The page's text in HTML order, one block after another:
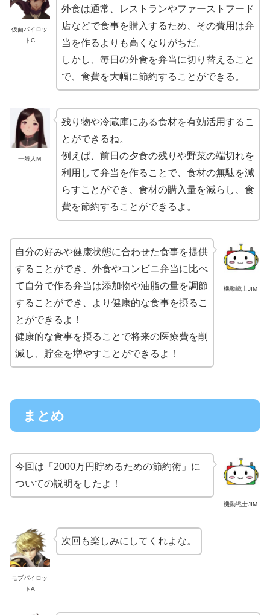
仮面パイロッ
トC
外食は通常、レストランやファーストフード
店などで食事を購入するため、その費用は弁
当を作るよりも高くなりがちだ。
しかし、毎日の外食を弁当に切り替えること
で、食費を大幅に節約することができる。
一般人M
残り物や冷蔵庫にある食材を有効活用するこ
とができるね。
例えば、前日の夕食の残りや野菜の端切れを
利用して弁当を作ることで、食材の無駄を減
らすことができ、食材の購入量を減らし、食
費を節約することができるよ。
機動戦士JIM
自分の好みや健康状態に合わせた食事を提供
することができ、外食やコンビニ弁当に比べ
て自分で作る弁当は添加物や油脂の量を調節
することができ、より健康的な食事を摂るこ
とができるよ！
健康的な食事を摂ることで将来の医療費を削
減し、貯金を増やすことができるよ！
まとめ
機動戦士JIM
今回は「2000万円貯めるための節約術」に
ついての説明をしたよ！
モブパイロッ
トA
次回も楽しみにしてくれよな。